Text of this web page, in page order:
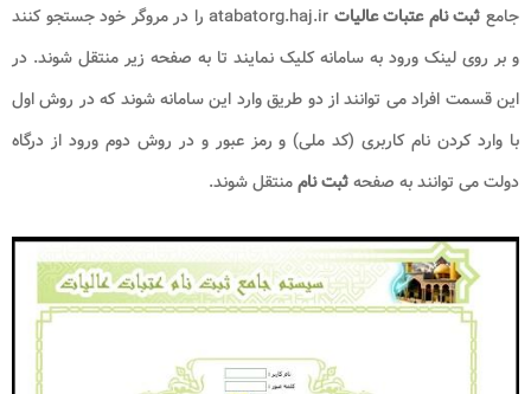
جامع ثبت نام عتبات عالیات
atabatorg.haj.ir را در مروگر خود جستجو کنند
و بر روی لینک ورود به سامانه کلیک نمایند تا به صفحه زیر منتقل شوند. در
این قسمت افراد می توانند از دو طریق وارد این سامانه شوند که در روش اول
با وارد کردن نام کاربری (کد ملی) و رمز عبور و در روش دوم ورود از درگاه
دولت می توانند به صفحهثبت ناممنتقل شوند.